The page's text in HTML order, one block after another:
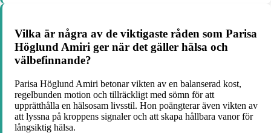
Vilka är några av de viktigaste råden som Parisa
Höglund Amiri ger när det gäller hälsa och
välbefinnande?
Parisa Höglund Amiri betonar vikten av en balanserad kost,
regelbunden motion och tillräckligt med sömn för att
upprätthålla en hälsosam livsstil. Hon poängterar även vikten av
att lyssna på kroppens signaler och att skapa hållbara vanor för
långsiktig hälsa.